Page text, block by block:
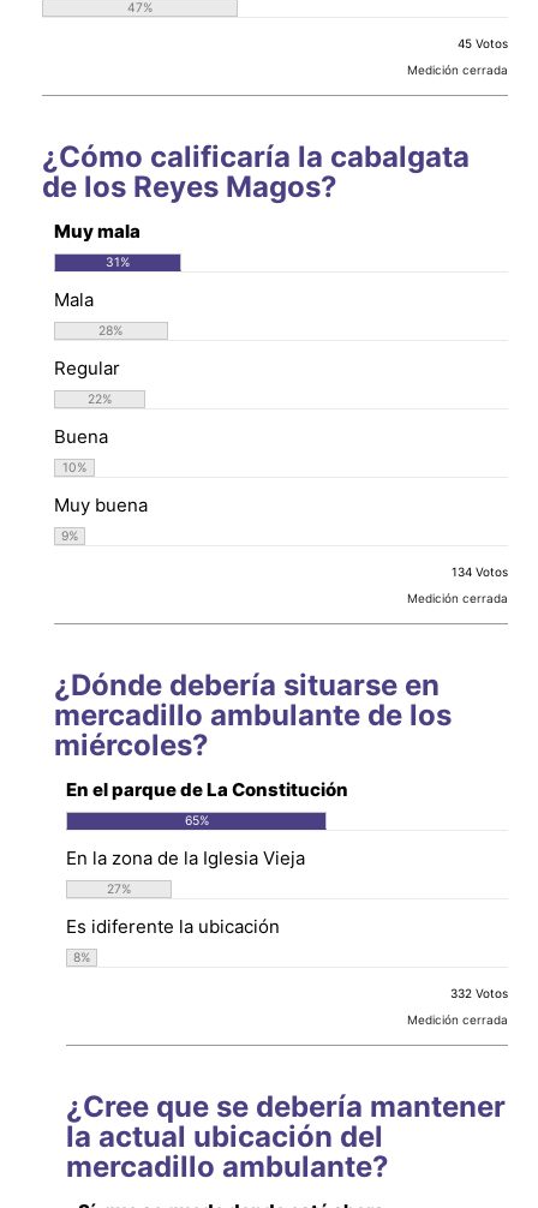
47%
45 Votos
Medición cerrada
¿Cómo calificaría la cabalgata
de los Reyes Magos?
Muy mala
31%
Mala
28%
Regular
22%
Buena
10%
Muy buena
9%
134 Votos
Medición cerrada
¿Dónde debería situarse en
mercadillo ambulante de los
miércoles?
En el parque de La Constitución
65%
En la zona de la Iglesia Vieja
27%
Es idiferente la ubicación
8%
332 Votos
Medición cerrada
¿Cree que se debería mantener
la actual ubicación del
mercadillo ambulante?